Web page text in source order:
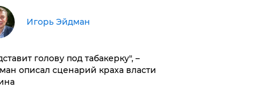
Игорь Эйдман
голову под табакерку", –
описал сценарий краха власти